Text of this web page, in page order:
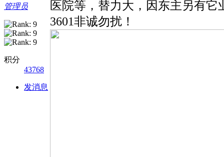
管理员
积分
43768
发消息
医院等，替力大，因东主另有它
3601非诚勿扰！